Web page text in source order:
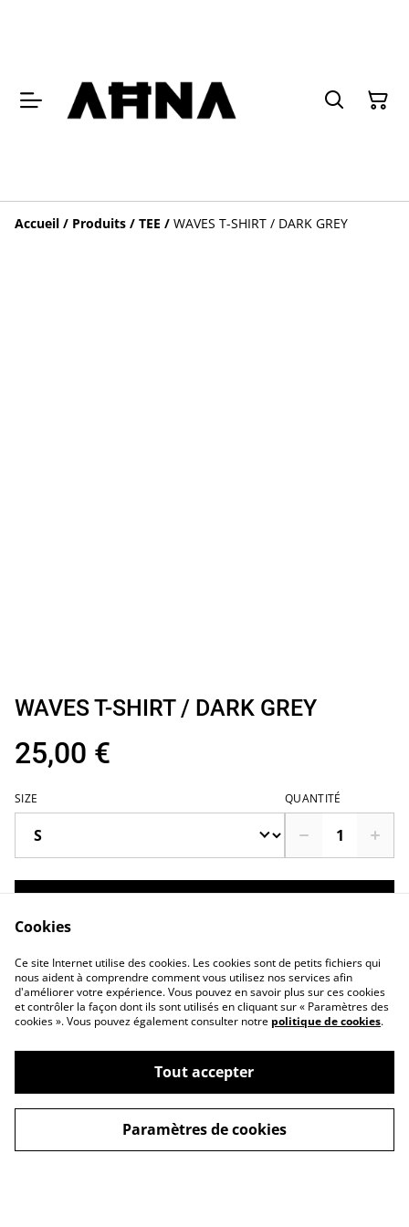
Accueil / Produits / TEE / WAVES T-SHIRT / DARK GREY
WAVES T-SHIRT / DARK GREY
25,00 €
SIZE QUANTITÉ
PARTAGER
Cookies
Ce site Internet utilise des cookies. Les cookies sont de petits fichiers qui
nous aident à comprendre comment vous utilisez nos services afin
d'améliorer votre expérience. Vous pouvez en savoir plus sur ces cookies
et contrôler la façon dont ils sont utilisés en cliquant sur « Paramètres des
cookies ». Vous pouvez également consulter notre politique de cookies.
Tout accepter
Paramètres de cookies